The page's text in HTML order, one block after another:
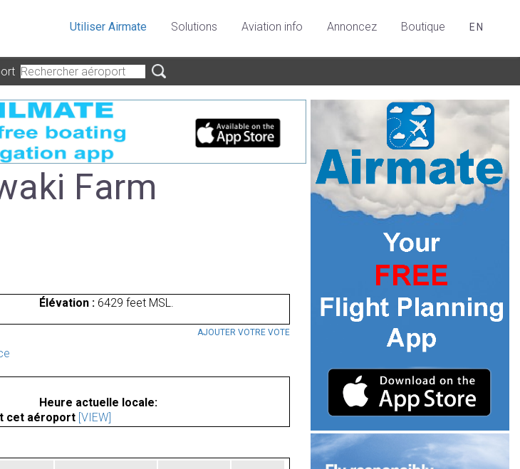
Utiliser Airmate Solutions Aviation info Annoncez Boutique EN
Farm
Élévation :6429 feet MSL.
AJOUTER VOTRE VOTE
Heure actuelle locale:
cet aéroport [VIEW]